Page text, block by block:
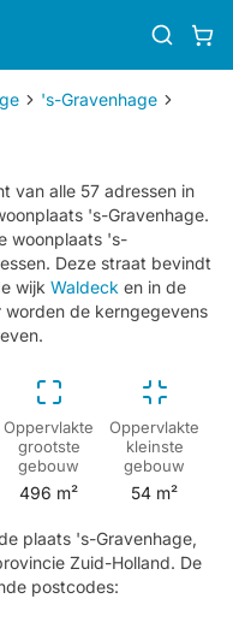
's-Gravenhage
van alle 57 adressen in
's-Gravenhage.
woonplaats 's-
Deze straat bevindt
wijk Waldeck en in de
worden de kerngegevens
Oppervlakte
grootste
gebouw
496 m²
Oppervlakte
kleinste
gebouw
54 m²
plaats 's-Gravenhage,
Zuid-Holland. De
postcodes: